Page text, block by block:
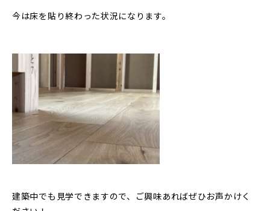
今は床を貼り終わった状況になります。
建築中でも見学できますので、ご興味あればぜひお声かけく